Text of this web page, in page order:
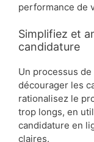
performance de
Simplifiez et améliorez le processus de
candidature
Un processus
décourager les
rationalisez le
trop longs, en
candidature en
claires.